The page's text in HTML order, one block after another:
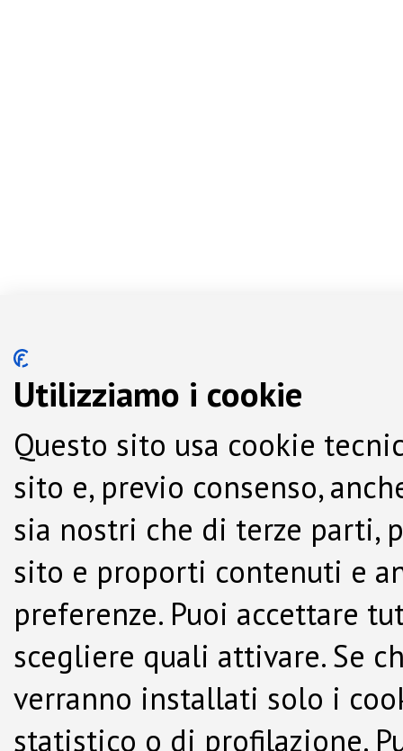
Utilizziamo i cookie
Questo sito usa cookie
sito e, previo consenso,
sia nostri che di terze parti,
sito e proporti contenuti e
preferenze. Puoi accettare
scegliere quali attivare. Se
verranno installati solo i
statistico o di profilazione.